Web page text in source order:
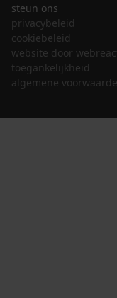
steun ons
privacybeleid
cookiebeleid
website door
toegankelijkheid
algemene